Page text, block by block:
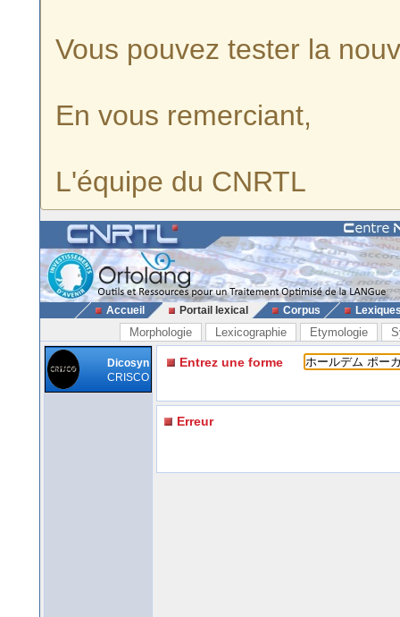
Vous pouvez tester la
En vous remerciant,
L'équipe du CNRTL
Accueil Portail lexical Corpus
Morphologie Lexicographie Etymologie
Dicosyn
CRISCO
Entrez une forme
Erreur